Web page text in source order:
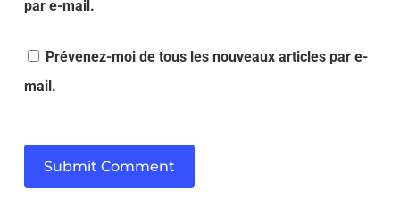
par e-mail.
Prévenez-moi de tous les nouveaux articles par e-
mail.